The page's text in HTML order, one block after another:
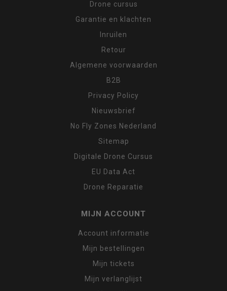
Drone cursus
Garantie en klachten
Inruilen
Retour
Algemene voorwaarden
B2B
Privacy Policy
Nieuwsbrief
No Fly Zones Nederland
Sitemap
Digitale Drone Cursus
EU Data Act
Drone Reparatie
MIJN ACCOUNT
Account informatie
Mijn bestellingen
Mijn tickets
Mijn verlanglijst